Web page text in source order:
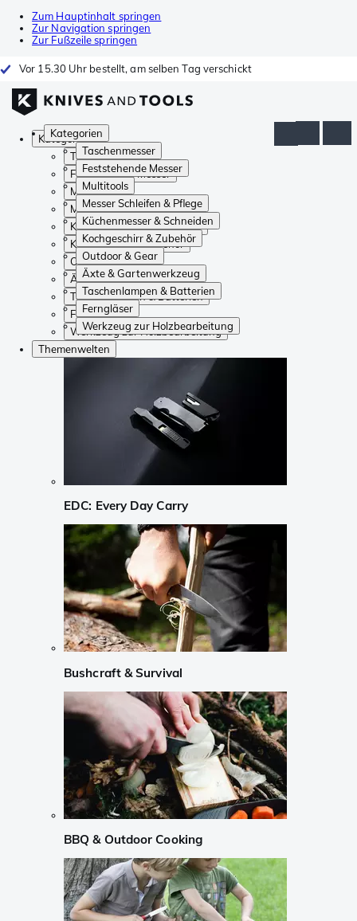
Zum Hauptinhalt springen
Zur Navigation springen
Zur Fußzeile springen
Vor 15.30 Uhr bestellt, am selben Tag verschickt
Kategorien
Taschenmesser
Feststehende Messer
Multitools
Messer Schleifen & Pflege
Küchenmesser & Schneiden
Kochgeschirr & Zubehör
Outdoor & Gear
Äxte & Gartenwerkzeug
Taschenlampen & Batterien
Ferngläser
Werkzeug zur Holzbearbeitung
Kategorien
Taschenmesser
Feststehende Messer
Multitools
Messer Schleifen & Pflege
Küchenmesser & Schneiden
Kochgeschirr & Zubehör
Outdoor & Gear
Äxte & Gartenwerkzeug
Taschenlampen & Batterien
Ferngläser
Werkzeug zur Holzbearbeitung
Themenwelten
EDC: Every Day Carry
Bushcraft & Survival
BBQ & Outdoor Cooking